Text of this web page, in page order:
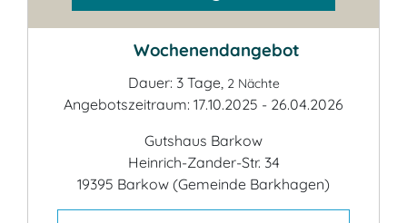
Wochenendangebot
Dauer: 3 Tage, 2 Nächte
Angebotszeitraum: 17.10.2025 - 26.04.2026
Gutshaus Barkow
Heinrich-Zander-Str. 34
19395 Barkow (Gemeinde Barkhagen)